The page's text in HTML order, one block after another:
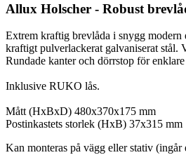
Allux Holscher - Robust
Extrem kraftig brevlåda i snygg
kraftigt pulverlackerat galvaniserat stål.
Rundade kanter och dörrstop för
Inklusive RUKO lås.
Mått (HxBxD) 480x370x175 mm
Postinkastets storlek (HxB) 37x315 mm
Kan monteras på vägg eller stativ (ingår